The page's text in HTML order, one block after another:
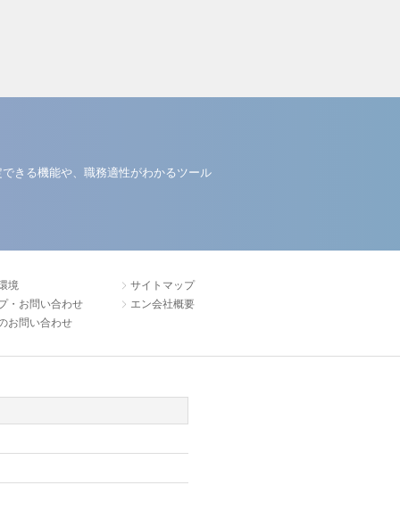
きる機能や、職務適性がわかるツール
境
・お問い合わせ
お問い合わせ
サイトマップ
エン会社概要